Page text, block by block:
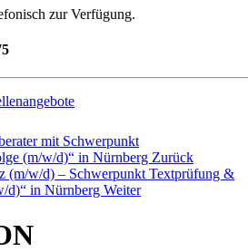
zur Verfügung.
mit Schwerpunkt
(m/w/d)“ in Nürnberg Zurück
(m/w/d) – Schwerpunkt Textprüfung &
d)“ in Nürnberg Weiter